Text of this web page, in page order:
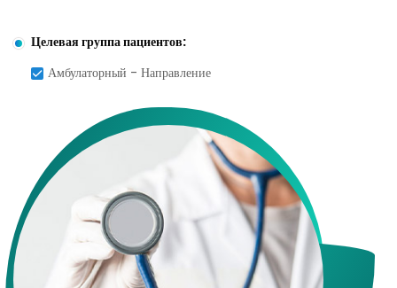
Целевая группа пациентов:
Амбулаторный - Направление